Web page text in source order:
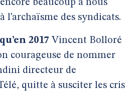
beaucoup à nous
l’archaïsme des syndicats.
2017 Vincent Bolloré
courageuse de nommer
directeur de
quitte à susciter les cris